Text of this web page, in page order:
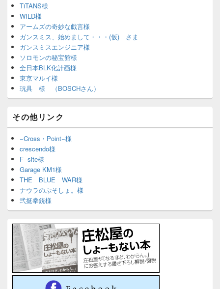
TiTANS様
WILD様
アームズの奇妙な戯言様
ガンスミス、始めまして・・・(仮) さま
ガンスミスエンジニア様
ソロモンの秘宝館様
全日本BLK化計画様
東京マルイ様
玩具 様 （BOSCHさん）
その他リンク
−Cross・Point−様
crescendo様
F−site様
Garage KM1様
THE BLUE WAR様
ナウラのぷそしょ。様
弐挺拳銃様